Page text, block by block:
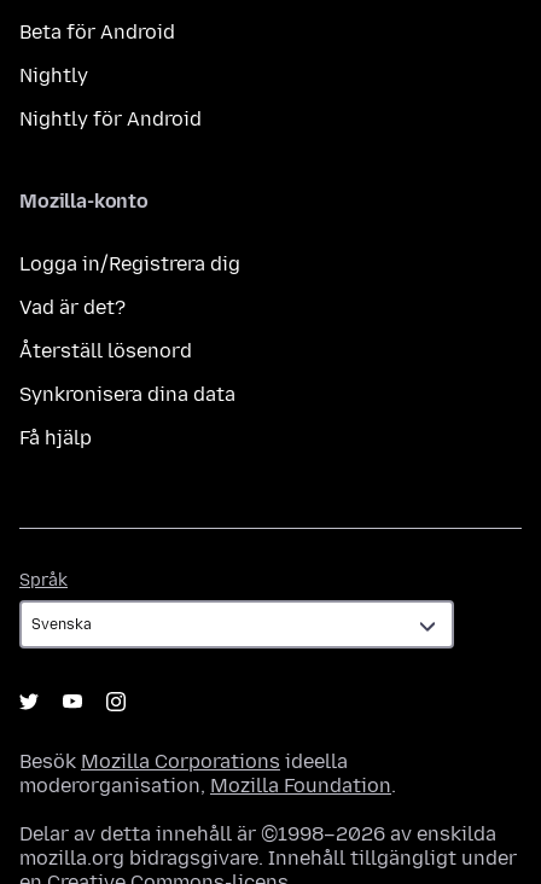
Beta för Android
Nightly
Nightly för Android
Mozilla-konto
Logga in/Registrera dig
Vad är det?
Återställ lösenord
Synkronisera dina data
Få hjälp
Språk
Besök Mozilla Corporations ideella
moderorganisation, Mozilla Foundation.
Delar av detta innehåll är ©1998–2026 av enskilda
mozilla.org bidragsgivare. Innehåll tillgängligt under